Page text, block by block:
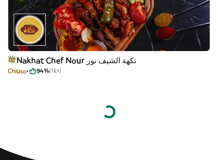
Nakhat Chef Nour نكهة الشيف نور
Chiuso 94%(1k+)